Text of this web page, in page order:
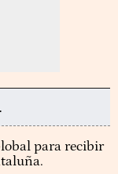
para recibir